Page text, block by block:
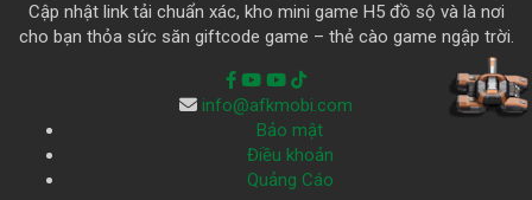
Cập nhật link tải chuẩn xác, kho mini game H5 đồ sộ và là nơi
cho bạn thỏa sức săn giftcode game – thẻ cào game ngập trời.
info@afkmobi.com
Bảo mật
Điều khoản
Quảng Cáo